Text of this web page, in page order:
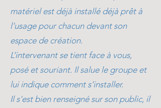
matériel est déjà installé déjà prêt à
l'usage pour chacun devant son
espace de création.
L’intervenant se tient face à vous,
posé et souriant. Il salue le groupe et
lui indique comment s’installer.
Il s'est bien renseigné sur son public, il